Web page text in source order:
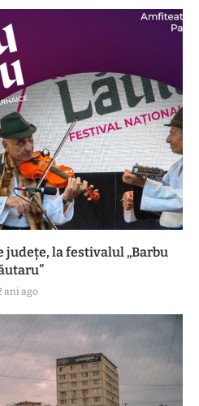
la festivalul „Barbu
ani ago